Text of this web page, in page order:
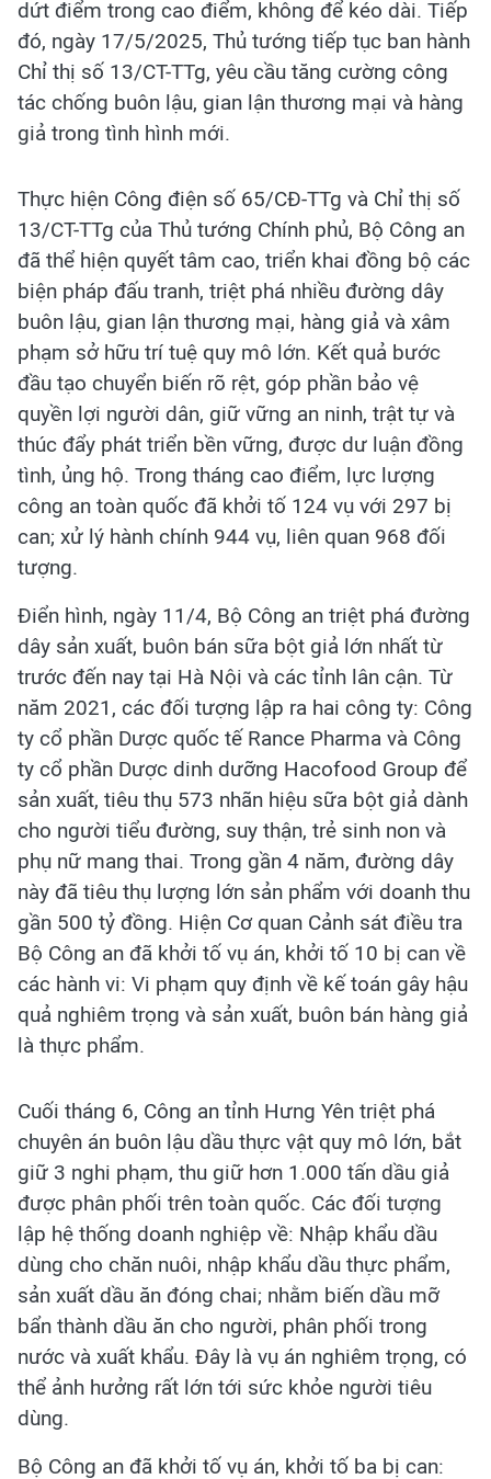
dứt điểm trong cao điểm, không để kéo dài. Tiếp
đó, ngày 17/5/2025, Thủ tướng tiếp tục ban hành
Chỉ thị số 13/CT-TTg, yêu cầu tăng cường công
tác chống buôn lậu, gian lận thương mại và hàng
giả trong tình hình mới.
Thực hiện Công điện số 65/CĐ-TTg và Chỉ thị số
13/CT-TTg của Thủ tướng Chính phủ, Bộ Công an
đã thể hiện quyết tâm cao, triển khai đồng bộ các
biện pháp đấu tranh, triệt phá nhiều đường dây
buôn lậu, gian lận thương mại, hàng giả và xâm
phạm sở hữu trí tuệ quy mô lớn. Kết quả bước
đầu tạo chuyển biến rõ rệt, góp phần bảo vệ
quyền lợi người dân, giữ vững an ninh, trật tự và
thúc đẩy phát triển bền vững, được dư luận đồng
tình, ủng hộ. Trong tháng cao điểm, lực lượng
công an toàn quốc đã khởi tố 124 vụ với 297 bị
can; xử lý hành chính 944 vụ, liên quan 968 đối
tượng.
Điển hình, ngày 11/4, Bộ Công an triệt phá đường
dây sản xuất, buôn bán sữa bột giả lớn nhất từ
trước đến nay tại Hà Nội và các tỉnh lân cận. Từ
năm 2021, các đối tượng lập ra hai công ty: Công
ty cổ phần Dược quốc tế Rance Pharma và Công
ty cổ phần Dược dinh dưỡng Hacofood Group để
sản xuất, tiêu thụ 573 nhãn hiệu sữa bột giả dành
cho người tiểu đường, suy thận, trẻ sinh non và
phụ nữ mang thai. Trong gần 4 năm, đường dây
này đã tiêu thụ lượng lớn sản phẩm với doanh thu
gần 500 tỷ đồng. Hiện Cơ quan Cảnh sát điều tra
Bộ Công an đã khởi tố vụ án, khởi tố 10 bị can về
các hành vi: Vi phạm quy định về kế toán gây hậu
quả nghiêm trọng và sản xuất, buôn bán hàng giả
là thực phẩm.
Cuối tháng 6, Công an tỉnh Hưng Yên triệt phá
chuyên án buôn lậu dầu thực vật quy mô lớn, bắt
giữ 3 nghi phạm, thu giữ hơn 1.000 tấn dầu giả
được phân phối trên toàn quốc. Các đối tượng
lập hệ thống doanh nghiệp về: Nhập khẩu dầu
dùng cho chăn nuôi, nhập khẩu dầu thực phẩm,
sản xuất dầu ăn đóng chai; nhằm biến dầu mỡ
bẩn thành dầu ăn cho người, phân phối trong
nước và xuất khẩu. Đây là vụ án nghiêm trọng, có
thể ảnh hưởng rất lớn tới sức khỏe người tiêu
dùng.
Bộ Công an đã khởi tố vụ án, khởi tố ba bị can: